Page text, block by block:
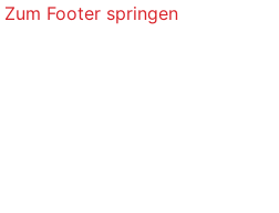
Zum Footer springen